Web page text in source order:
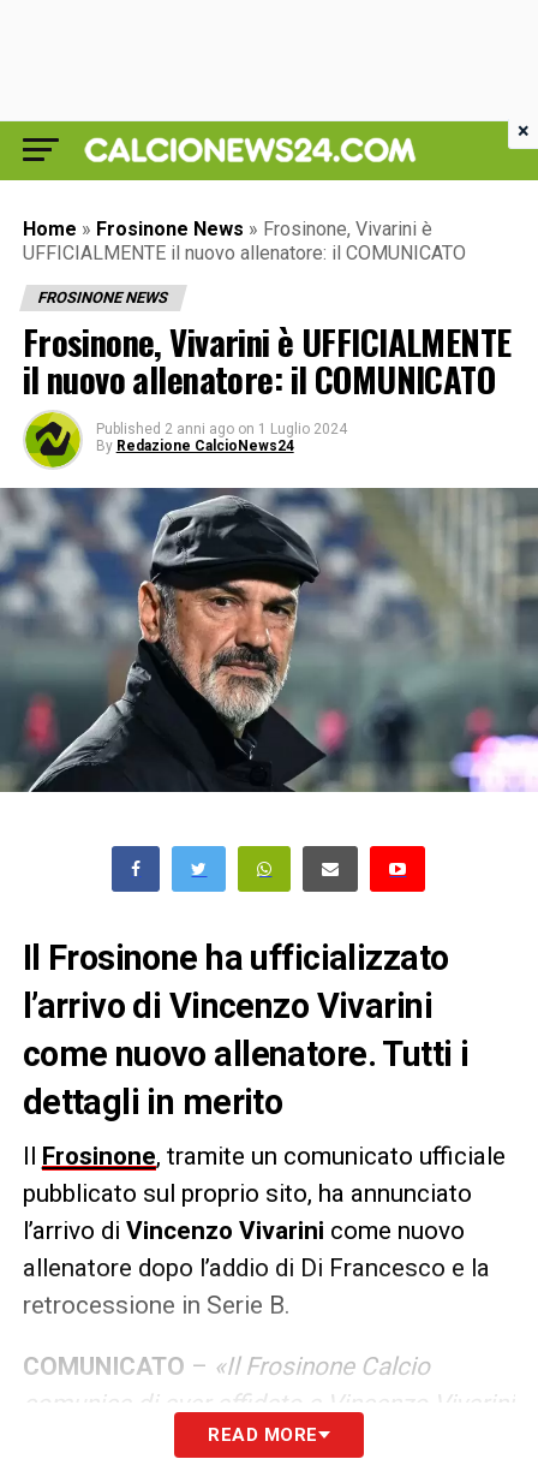
Home » Frosinone News » Frosinone, Vivarini è
UFFICIALMENTE il nuovo allenatore: il COMUNICATO
FROSINONE NEWS
Frosinone, Vivarini è UFFICIALMENTE
il nuovo allenatore: il COMUNICATO
Published 2 anni ago on 1 Luglio 2024
By Redazione CalcioNews24
Il Frosinone ha ufficializzato
l’arrivo di Vincenzo Vivarini
come nuovo allenatore. Tutti i
dettagli in merito
Il Frosinone, tramite un comunicato ufficiale
pubblicato sul proprio sito, ha annunciato
l’arrivo di Vincenzo Vivarini come nuovo
allenatore dopo l’addio di Di Francesco e la
retrocessione in Serie B.
COMUNICATO – «Il Frosinone Calcio
comunica di aver affidato a Vincenzo Vivarini
il ruolo di allenatore responsabile della
READ MORE
×